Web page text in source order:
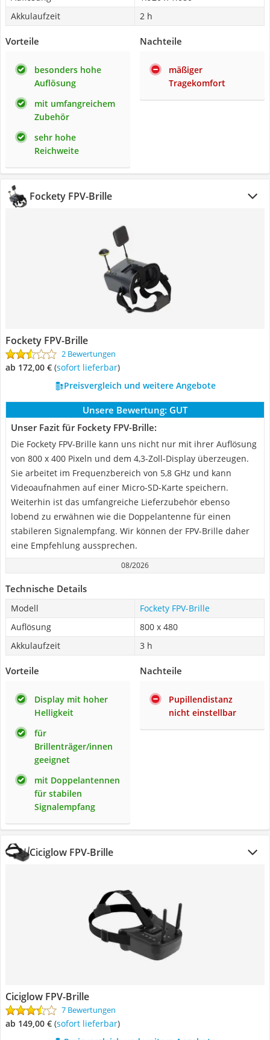
Akkulaufzeit
2 h
Vorteile
besonders hohe
Auflösung
mit umfangreichem
Zubehör
sehr hohe
Reichweite
Nachteile
mäßiger
Tragekomfort
Fockety FPV-Brille
Fockety FPV-Brille
2 Bewertungen
ab 172,00 € ( Sofort lieferbar)
Preisvergleich und weitere Angebote
Unsere Bewertung: GUT
Unser Fazit für Fockety FPV-Brille:
Die Fockety FPV-Brille kann uns nicht nur mit ihrer Auflösung
von 800 x 400 Pixeln und dem 4,3-Zoll-Display überzeugen.
Sie arbeitet im Frequenzbereich von 5,8 GHz und kann
Videoaufnahmen auf einer Micro-SD-Karte speichern.
Weiterhin ist das umfangreiche Lieferzubehör ebenso
lobend zu erwähnen wie die Doppelantenne für einen
stabileren Signalempfang. Wir können der FPV-Brille daher
eine Empfehlung aussprechen.
08/2026
Technische Details
Modell
Fockety FPV-Brille
Auflösung
800 x 480
Akkulaufzeit
3 h
Vorteile
Display mit hoher
Helligkeit
für
Brillenträger/innen
geeignet
mit Doppelantennen
für stabilen
Signalempfang
Nachteile
Pupillendistanz
nicht einstellbar
Ciciglow FPV-Brille
Ciciglow FPV-Brille
7 Bewertungen
ab 149,00 € ( Sofort lieferbar)